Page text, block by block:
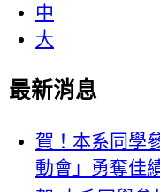
中
大
最新消息
賀！本系同學
動會」勇奪佳